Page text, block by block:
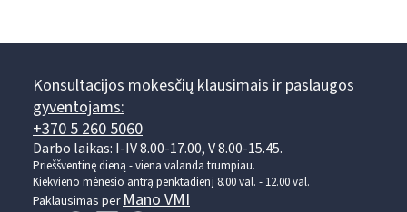
Konsultacijos mokesčių klausimais ir paslaugos
gyventojams:
+370 5 260 5060
Darbo laikas: I-IV 8.00-17.00, V 8.00-15.45.
Prieššventinę dieną - viena valanda trumpiau.
Kiekvieno mėnesio antrą penktadienį 8.00 val. - 12.00 val.
Paklausimas perMano VMI